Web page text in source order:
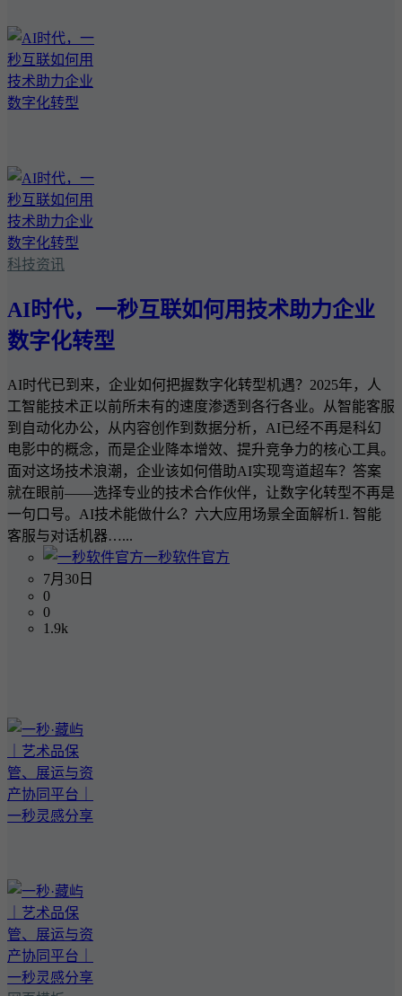
科技资讯
AI时代，一秒互联如何用技术助力企业
数字化转型
AI时代已到来，企业如何把握数字化转型机遇？2025年，人
工智能技术正以前所未有的速度渗透到各行各业。从智能客服
到自动化办公，从内容创作到数据分析，AI已经不再是科幻
电影中的概念，而是企业降本增效、提升竞争力的核心工具。
面对这场技术浪潮，企业该如何借助AI实现弯道超车？答案
就在眼前——选择专业的技术合作伙伴，让数字化转型不再是
一句口号。AI技术能做什么？六大应用场景全面解析1. 智能
客服与对话机器…...
一秒软件官方
7月30日
0
0
1.9k